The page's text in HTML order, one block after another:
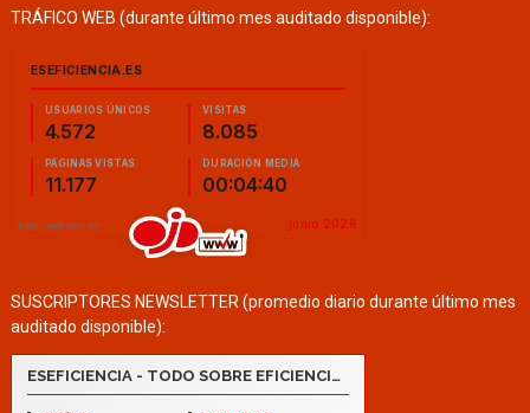
TRÁFICO WEB (durante último mes auditado disponible):
SUSCRIPTORES NEWSLETTER (promedio diario durante último mes
auditado disponible):